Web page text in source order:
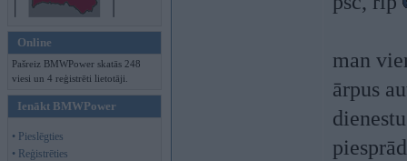
Online
Pašreiz BMWPower skatās 248
viesi un 4 reģistrēti lietotāji.
Ienākt BMWPower
• Pieslēgties
• Reģistrēties
man
ārpus